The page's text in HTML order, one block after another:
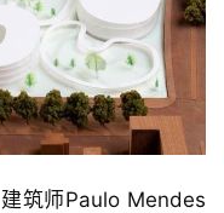
筑师Paulo Mendes